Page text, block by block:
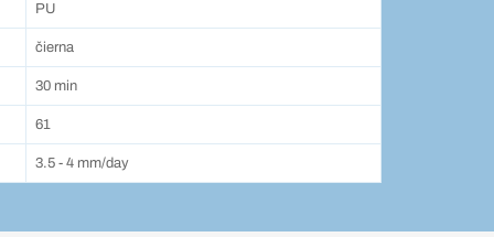
PU
čierna
30 min
61
3.5 - 4 mm/day